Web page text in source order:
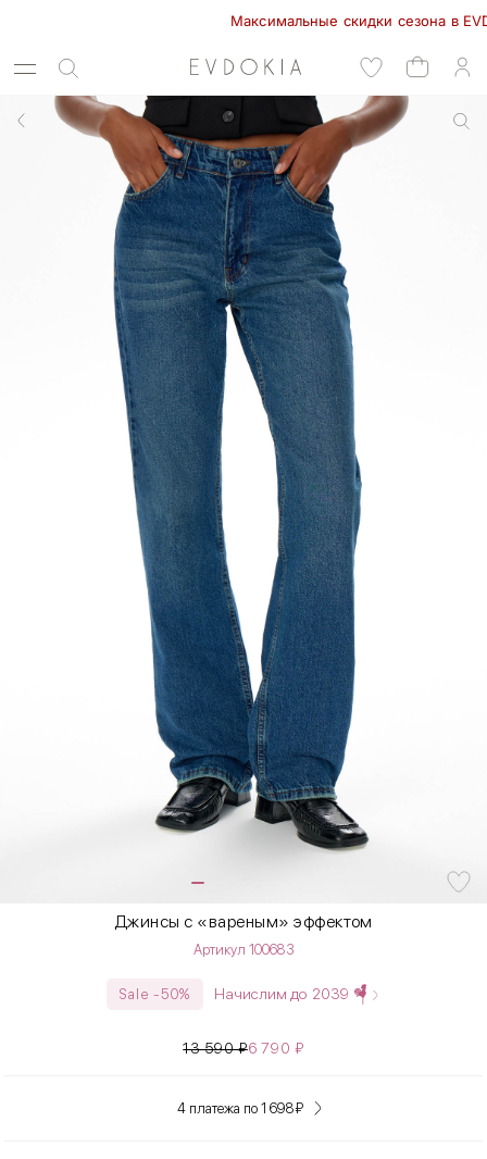
Максимальные скидки сезона в
Джинсы с «вареным» эффектом
Артикул 100683
Sale -50% Начислим до 2039
13 590₽6 790₽
4 платежа по 1 698₽